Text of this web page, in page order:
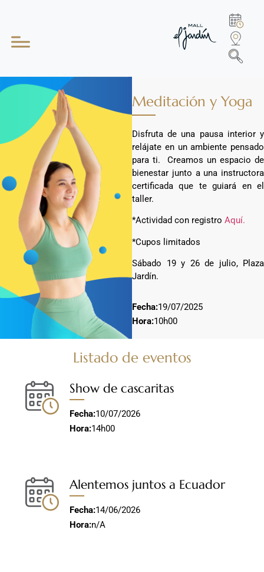
Meditación y Yoga
Disfruta de una pausa interior y
relájate en un ambiente pensado
para ti. Creamos un espacio de
bienestar junto a una instructora
certificada que te guiará en el
taller.
*Actividad con registro Aquí.
*Cupos limitados
Sábado 19 y 26 de julio, Plaza
Jardín.
Fecha:19/07/2025
Hora:10h00
Listado de eventos
Show de cascaritas
Fecha:10/07/2026
Hora:14h00
Alentemos juntos a Ecuador
Fecha:14/06/2026
Hora:n/A